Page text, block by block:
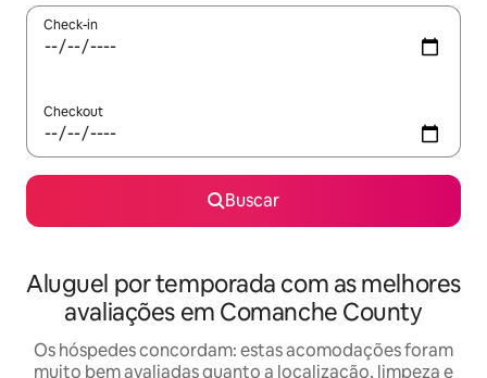
Check-in
Checkout
Buscar
Aluguel por temporada com as melhores
avaliações em Comanche County
Os hóspedes concordam: estas acomodações foram
muito bem avaliadas quanto a localização, limpeza e